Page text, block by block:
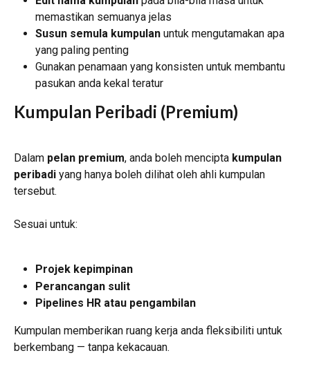
memastikan semuanya jelas
Susun semula kumpulan untuk mengutamakan apa
yang paling penting
Gunakan penamaan yang konsisten untuk membantu
pasukan anda kekal teratur
Kumpulan Peribadi (Premium)
Dalam pelan premium, anda boleh mencipta kumpulan
peribadi yang hanya boleh dilihat oleh ahli kumpulan
tersebut.
Sesuai untuk:
Projek kepimpinan
Perancangan sulit
Pipelines HR atau pengambilan
Kumpulan memberikan ruang kerja anda fleksibiliti untuk
berkembang — tanpa kekacauan.